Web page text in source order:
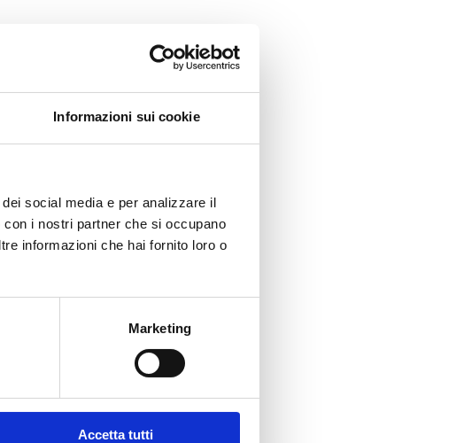
Informazioni sui cookie
social media e per analizzare il
i nostri partner che si occupano
informazioni che hai fornito loro o
Marketing
Accetta tutti